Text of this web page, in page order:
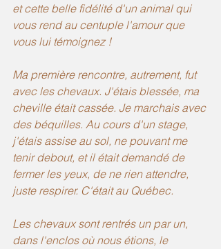
et cette belle fidélité d'un animal qui
vous rend au centuple l'amour que
vous lui témoignez !
Ma première rencontre, autrement, fut
avec les chevaux. J'étais blessée, ma
cheville était cassée. Je marchais avec
des béquilles. Au cours d'un stage,
j'étais assise au sol, ne pouvant me
tenir debout, et il était demandé de
fermer les yeux, de ne rien attendre,
juste respirer. C'était au Québec.
Les chevaux sont rentrés un par un,
dans l'enclos où nous étions, le